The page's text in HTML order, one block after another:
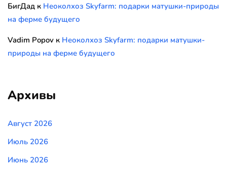
БигДад к Неоколхоз Skyfarm: подарки матушки-природы
на ферме будущего
Vadim Popov к Неоколхоз Skyfarm: подарки матушки-
природы на ферме будущего
Архивы
Август 2026
Июль 2026
Июнь 2026